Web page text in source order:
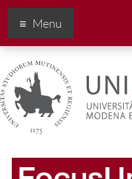
FocusUnimore
Menu